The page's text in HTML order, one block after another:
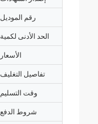
رقم الموديل
الحد الأدنى لكمية
الأسعار
تفاصيل التغليف
وقت التسليم
شروط الدفع